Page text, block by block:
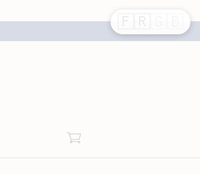
Panier
🇫🇷